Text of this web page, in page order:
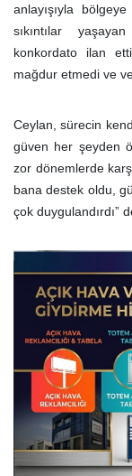
anlayışıyla
sıkıntılar
konkordato ilan
mağdur etmedi ve
Ceylan, sürecin
güven her şeyden
zor dönemlerde
bana destek oldu,
çok duygulandırdı”